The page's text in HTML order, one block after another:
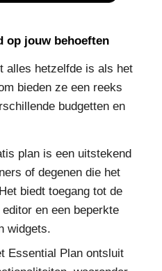
op jouw behoeften
alles hetzelfde is als het
bieden ze een reeks
budgetten en
plan is een uitstekend
of degenen die het
biedt toegang tot de
en een beperkte
widgets.
Essential Plan ontsluit